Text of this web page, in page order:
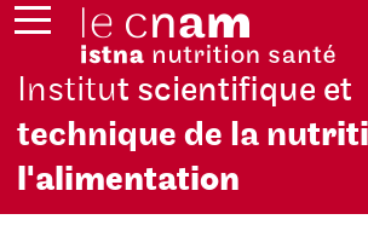
Institut scientifique et
technique de la nu
l'alimentation